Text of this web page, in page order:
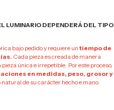
LUMINARIO DEPENDERÁ DEL TIPO
bajo pedido y requiere untiempo de
Cada pieza es creada de manera
única e irrepetible. Por este proceso,
en medidas, peso, grosor y
natural de su carácter hecho e mano.